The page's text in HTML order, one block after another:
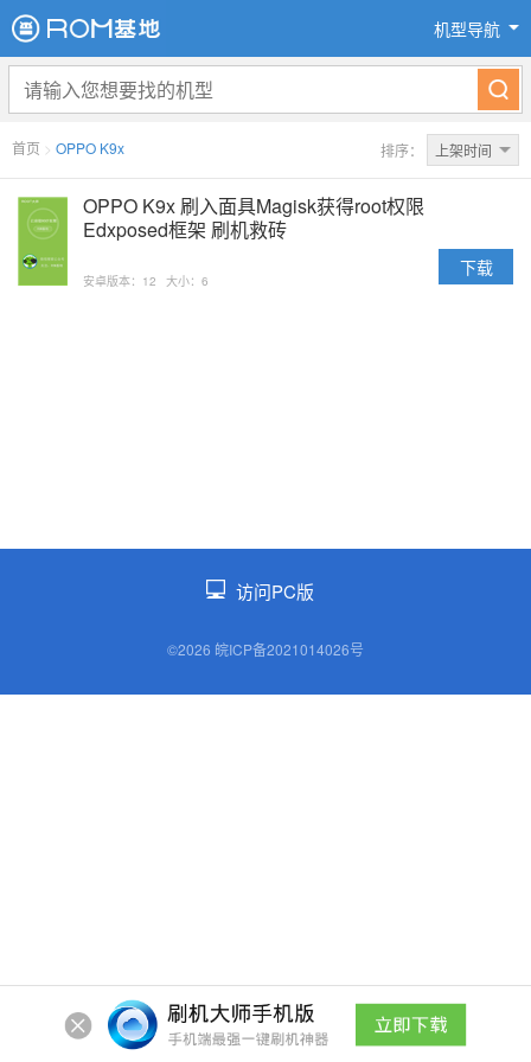
机型导航
首页 > OPPO K9x 排序： 上架时间
OPPO K9x 刷入面具Magisk获得root权限
Edxposed框架 刷机救砖
安卓版本：12 大小：6
下载
访问PC版
©2026 皖ICP备2021014026号